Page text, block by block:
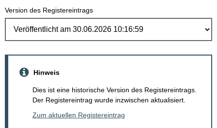
Version des Registereintrags
Hinweis
Dies ist eine historische Version des Registereintrags.
Der Registereintrag wurde inzwischen aktualisiert.
Zum aktuellen Registereintrag